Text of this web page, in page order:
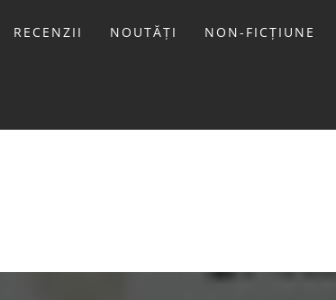
RECENZII NOUTĂȚI NON-FICȚIUNE